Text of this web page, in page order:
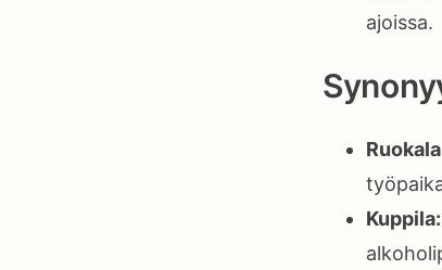
ajoissa.
Kuppila: